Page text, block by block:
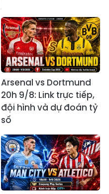
Arsenal vs Dortmund
20h 9/8: Link trực tiếp,
đội hình và dự đoán tỷ
số